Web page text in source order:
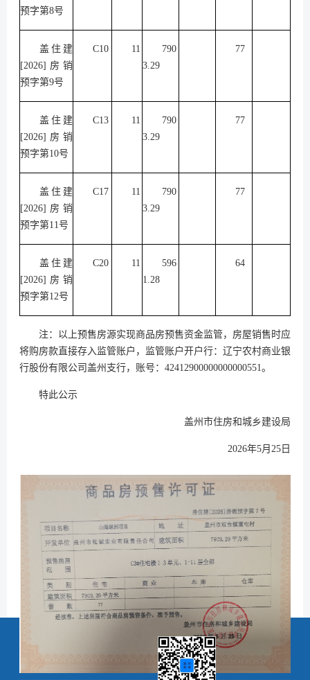
预字第8号
盖住建
[2026]房销
预字第9号
C10 11
790
3.29
77
盖住建
[2026]房销
预字第10号
C13 11
790
3.29
77
盖住建
[2026]房销
预字第11号
C17 11
790
3.29
77
盖住建
[2026]房销
预字第12号
C20 11
596
1.28
64
注：以上预售房源实现商品房预售资金监管，房屋销售时应
将购房款直接存入监管账户，监管账户开户行：辽宁农村商业银
行股份有限公司盖州支行，账号：42412900000000000551。
特此公示
盖州市住房和城乡建设局
2026年5月25日